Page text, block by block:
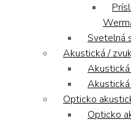
Svetelná
Akustická /
Akustická
Opticko
Opticko